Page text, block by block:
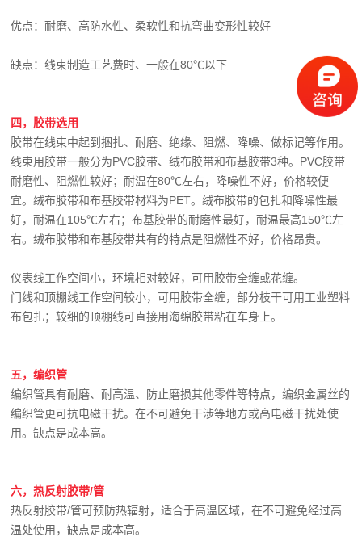
优点：耐磨、高防水性、柔软性和抗弯曲变形性较好
缺点：线束制造工艺费时、一般在80℃以下
四，胶带选用
胶带在线束中起到捆扎、耐磨、绝缘、阻燃、降噪、做标记等作用。
线束用胶带一般分为PVC胶带、绒布胶带和布基胶带3种。PVC胶带
耐磨性、阻燃性较好；耐温在80℃左右，降噪性不好，价格较便
宜。绒布胶带和布基胶带材料为PET。绒布胶带的包扎和降噪性最
好，耐温在105℃左右；布基胶带的耐磨性最好，耐温最高150℃左
右。绒布胶带和布基胶带共有的特点是阻燃性不好，价格昂贵。
仪表线工作空间小，环境相对较好，可用胶带全缠或花缠。
门线和顶棚线工作空间较小，可用胶带全缠，部分枝干可用工业塑料
布包扎；较细的顶棚线可直接用海绵胶带粘在车身上。
五，编织管
编织管具有耐磨、耐高温、防止磨损其他零件等特点，编织金属丝的
编织管更可抗电磁干扰。在不可避免干涉等地方或高电磁干扰处使
用。缺点是成本高。
六，热反射胶带/管
热反射胶带/管可预防热辐射，适合于高温区域，在不可避免经过高
温处使用，缺点是成本高。